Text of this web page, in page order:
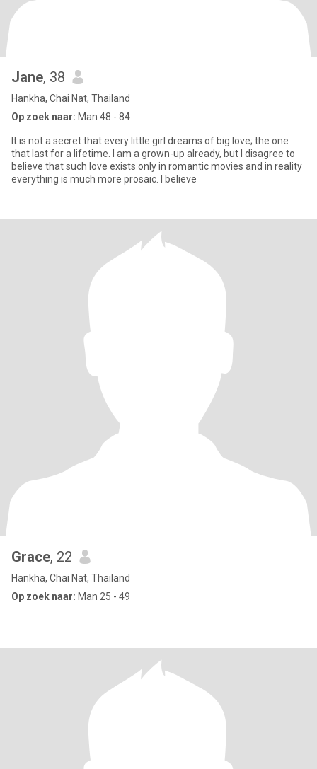
Jane, 38
Hankha, Chai Nat, Thailand
Op zoek naar: Man 48 - 84
It is not a secret that every little girl dreams of big love; the one
that last for a lifetime. I am a grown-up already, but I disagree to
believe that such love exists only in romantic movies and in reality
everything is much more prosaic. I believe
Grace, 22
Hankha, Chai Nat, Thailand
Op zoek naar: Man 25 - 49